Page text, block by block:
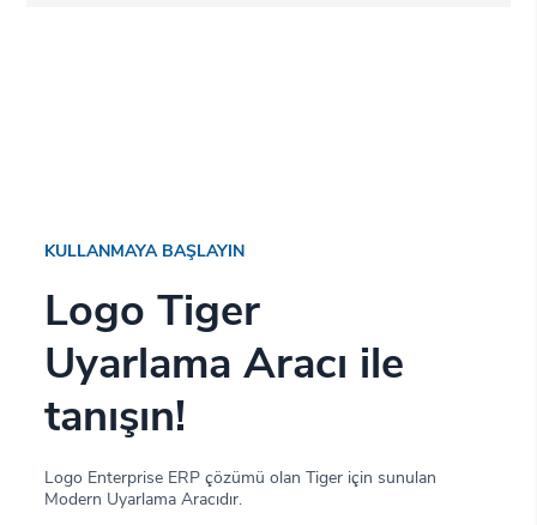
KULLANMAYA BAŞLAYIN
Logo Tiger
Uyarlama Aracı ile
tanışın!
Logo Enterprise ERP çözümü olan Tiger için sunulan
Modern Uyarlama Aracıdır.